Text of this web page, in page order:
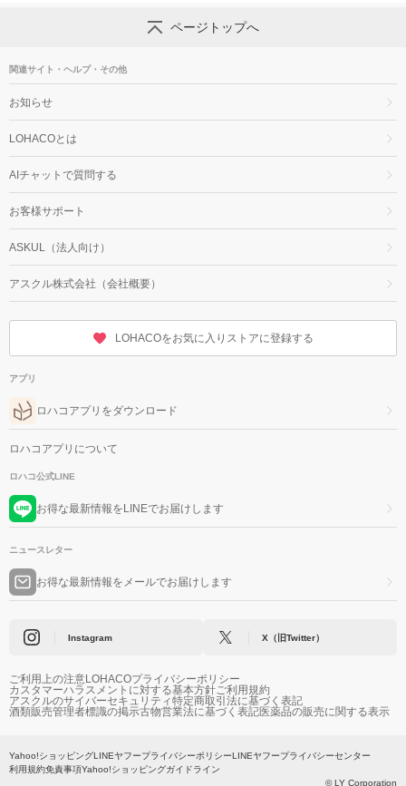
ページトップへ
関連サイト・ヘルプ・その他
お知らせ
LOHACOとは
AIチャットで質問する
お客様サポート
ASKUL（法人向け）
アスクル株式会社（会社概要）
LOHACOをお気に入りストアに登録する
アプリ
ロハコアプリをダウンロード
ロハコアプリについて
ロハコ公式LINE
お得な最新情報をLINEでお届けします
ニュースレター
お得な最新情報をメールでお届けします
Instagram X（旧Twitter）
ご利用上の注意LOHACOプライバシーポリシー
カスタマーハラスメントに対する基本方針ご利用規約
アスクルのサイバーセキュリティ特定商取引法に基づく表記
酒類販売管理者標識の掲示古物営業法に基づく表記医薬品の販売に関する表示
Yahoo!ショッピングLINEヤフープライバシーポリシーLINEヤフープライバシーセンター
利用規約免責事項Yahoo!ショッピングガイドライン
© LY Corporation